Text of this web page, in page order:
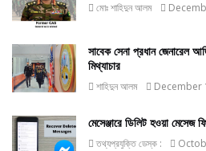
মোঃ শাহিদুন আলম
সাবেক সেনা প্রধান জেনারেল
মিথ্যাচার
শাহিদুন আলম December
মেসেঞ্জারে ডিলিট হওয়া মেসেজ
তথ্যপ্রযুক্তি ডেস্ক :